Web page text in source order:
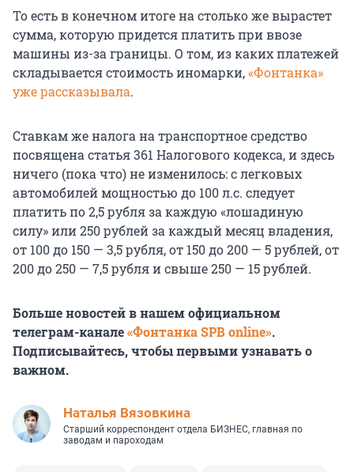
То есть в конечном итоге на столько же вырастет
сумма, которую придется платить при ввозе
машины из-за границы. О том, из каких платежей
складывается стоимость иномарки,«Фонтанка»
уже рассказывала.
Ставкам же налога на транспортное средство
посвящена статья 361 Налогового кодекса, и здесь
ничего (пока что) не изменилось: с легковых
автомобилей мощностью до 100 л.с. следует
платить по 2,5 рубля за каждую «лошадиную
силу» или 250 рублей за каждый месяц владения,
от 100 до 150 — 3,5 рубля, от 150 до 200 — 5 рублей, от
200 до 250 — 7,5 рубля и свыше 250 — 15 рублей.
Больше новостей в нашем официальном
телеграм-канале«Фонтанка SPB online».
Подписывайтесь, чтобы первыми узнавать о
важном.
Наталья Вязовкина
Старший корреспондент отдела БИЗНЕС, главная по
заводам и пароходам